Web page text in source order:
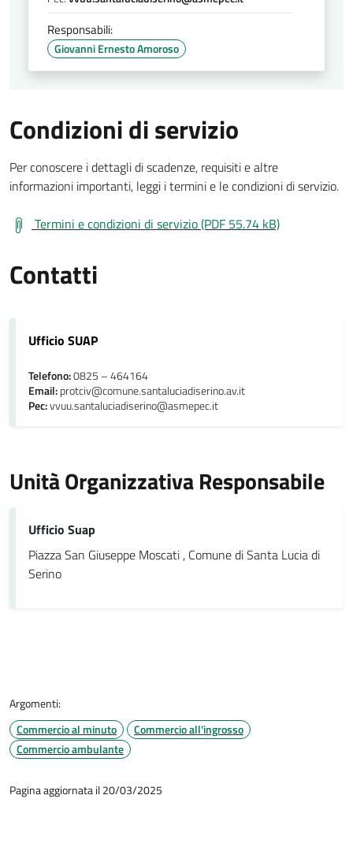
Responsabili:
Giovanni Ernesto Amoroso
Condizioni di servizio
Per conoscere i dettagli di scadenze, requisiti e altre
informazioni importanti, leggi i termini e le condizioni di servizio.
Termini e condizioni di servizio (PDF 55.74 kB)
Contatti
Ufficio SUAP
Telefono:0825 – 464164
Email:protciv@comune.santaluciadiserino.av.it
Pec:vvuu.santaluciadiserino@asmepec.it
Unità Organizzativa Responsabile
Ufficio Suap
Piazza San Giuseppe Moscati , Comune di Santa Lucia di
Serino
Argomenti:
Commercio al minuto
Commercio all'ingrosso
Commercio ambulante
Pagina aggiornata il 20/03/2025